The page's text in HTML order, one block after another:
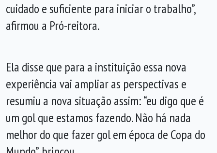
cuidado e suficiente para iniciar o trabalho”,
afirmou a Pró-reitora.
Ela disse que para a instituição essa nova
experiência vai ampliar as perspectivas e
resumiu a nova situação assim: “eu digo que é
um gol que estamos fazendo. Não há nada
melhor do que fazer gol em época de Copa do